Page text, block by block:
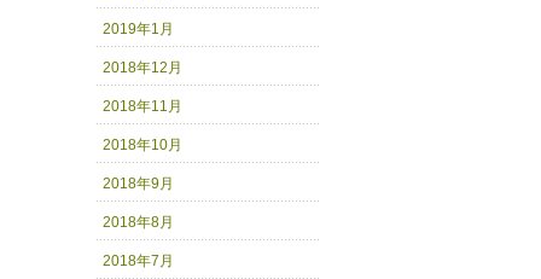
2019年1月
2018年12月
2018年11月
2018年10月
2018年9月
2018年8月
2018年7月